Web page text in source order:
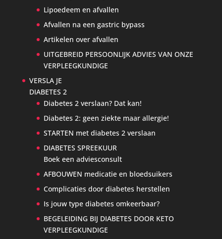
Lipoedeem en afvallen
Afvallen na een gastric bypass
Artikelen over afvallen
UITGEBREID PERSOONLIJK ADVIES VAN ONZE
VERPLEEGKUNDIGE
VERSLA JE
DIABETES 2
Diabetes 2 verslaan? Dat kan!
Diabetes 2: geen ziekte maar allergie!
STARTEN met diabetes 2 verslaan
DIABETES SPREEKUUR
Boek een adviesconsult
AFBOUWEN medicatie en bloedsuikers
Complicaties door diabetes herstellen
Is jouw type diabetes omkeerbaar?
BEGELEIDING BIJ DIABETES DOOR KETO
VERPLEEGKUNDIGE